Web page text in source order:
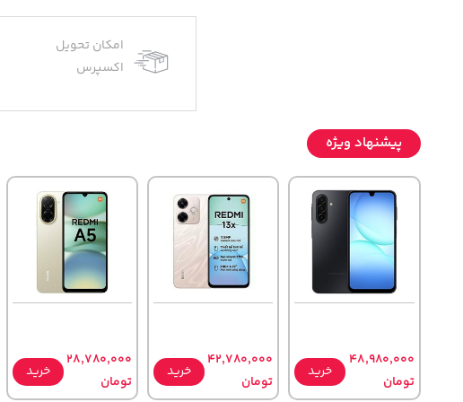
امکان تحویل
اکسپرس
پیشنهاد ویژه
48,980,000
تومان
خرید
42,780,000
تومان
خرید
28,780,000
تومان
خرید